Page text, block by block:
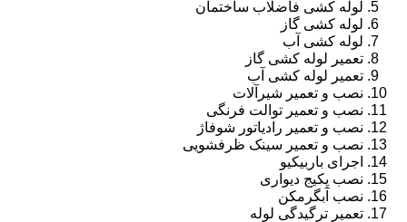
لوله کشی فاضلاب ساختمان
لوله کشی گاز
لوله کشی آب
تعمیر لوله کشی گاز
تعمیر لوله کشی آب
نصب و تعمیر شیرآلات
نصب و تعمیر توالت فرنگی
نصب و تعمیر رادیاتور شوفاژ
نصب و تعمیر سینک ظرفشویی
اجرای باربیکیو
نصب پکیج دیواری
نصب آبگرمکن
تعمیر ترگیدگی لوله